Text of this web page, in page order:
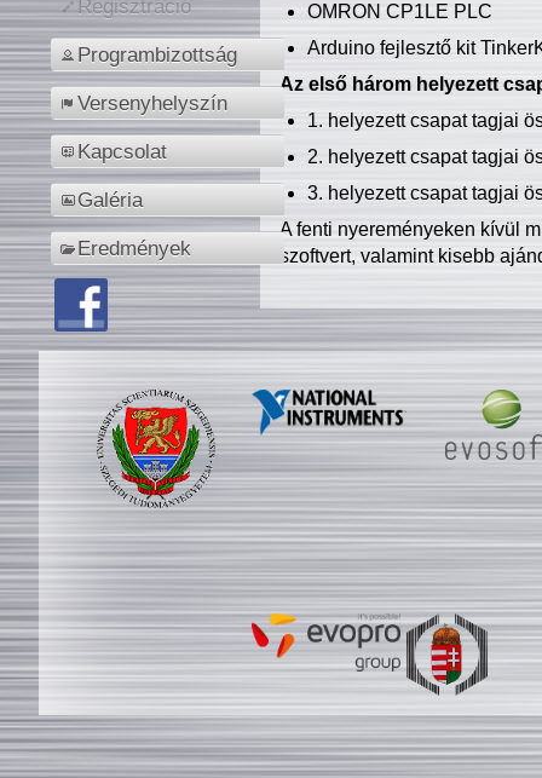
Regisztráció
Programbizottság
Versenyhelyszín
Kapcsolat
Galéria
Eredmények
OMRON CP1LE PLC
Arduino fejlesztő kit
Az első három helyezett
1. helyezett csapat tagjai
2. helyezett csapat tagjai
3. helyezett csapat tagjai
A fenti nyereményeken kívül
szoftvert, valamint kisebb